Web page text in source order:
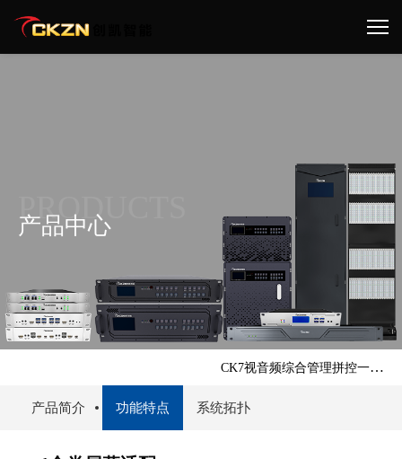
产品中心
PRODUCTS
CK7视音频综合管理拼控一体机
产品简介 功能特点 系统拓扑